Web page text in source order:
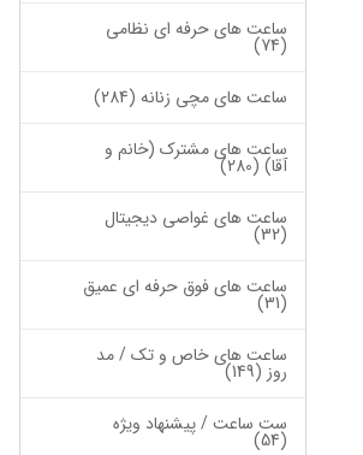
ساعت های حرفه ای نظامی
(74)
ساعت های مچی زنانه (284)
ساعت های مشترک (خانم و
آقا) (280)
ساعت های غواصی دیجیتال
(32)
ساعت های فوق حرفه ای عمیق
(31)
ساعت های خاص و تک / مد
روز (149)
ست ساعت / پیشنهاد ویژه
(54)